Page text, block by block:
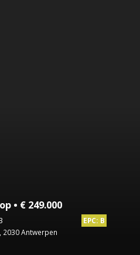
• € 249.000
EPC: B
Antwerpen